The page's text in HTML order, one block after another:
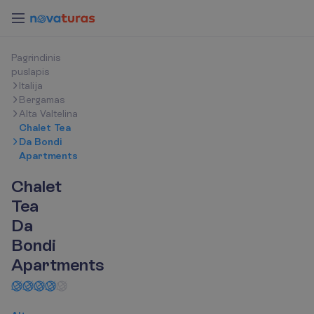
Pagrindinis
puslapis
Italija
Bergamas
Alta Valtelina
Chalet Tea
Da Bondi
Apartments
Chalet
Tea
Da
Bondi
Apartments